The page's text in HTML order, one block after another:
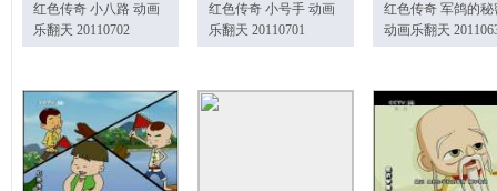
红色传奇 小八路 动画
乐翻天 20110702
红色传奇 小号手 动画
乐翻天 20110701
红色传奇 军鸽的秘
动画乐翻天